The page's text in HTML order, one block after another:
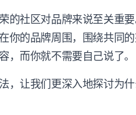
的社区对品牌来说至关重
你的品牌周围，围绕共同
，而你就不需要自己说了。
，让我们更深入地探讨为